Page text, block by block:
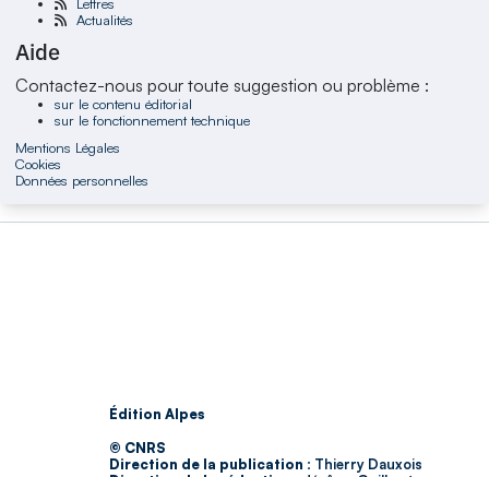
Lettres
Actualités
Aide
Contactez-nous pour toute suggestion ou problème :
sur le contenu éditorial
sur le fonctionnement technique
Mentions Légales
Cookies
Données personnelles
Édition Alpes
© CNRS
Direction de la publication : Thierry Dauxois